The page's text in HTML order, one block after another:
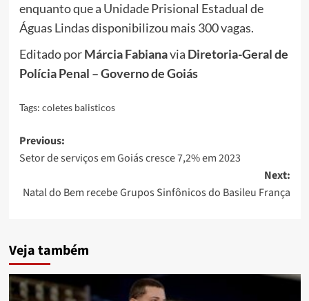
enquanto que a Unidade Prisional Estadual de
Águas Lindas disponibilizou mais 300 vagas.
Editado porMárcia Fabianavia Diretoria-Geral de
Polícia Penal – Governo de Goiás
Tags: coletes balisticos
Post
navigation
Previous:
Setor de serviços em Goiás cresce 7,2% em 2023
Next:
Natal do Bem recebe Grupos Sinfônicos do Basileu França
Veja também